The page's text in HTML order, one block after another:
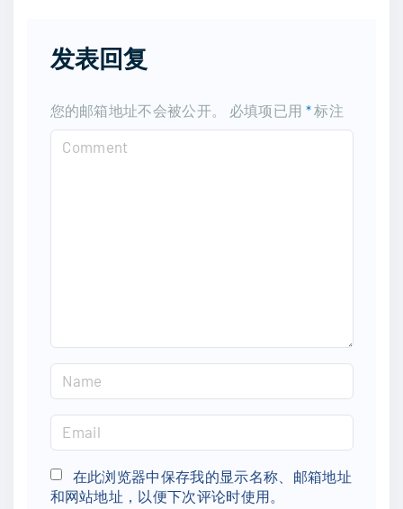
发表回复
您的邮箱地址不会被公开。 必填项已用 *标注
a
e
*
m
a
i
在此浏览器中保存我的显示名称、邮箱地址
和网站地址，以便下次评论时使用。